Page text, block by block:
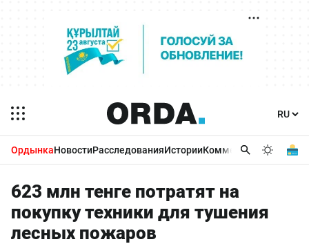
ОрдынкаНовостиРасследованияИсторииКомментарииБизнес
623 млн тенге потратят на
покупку техники для тушения
лесных пожаров